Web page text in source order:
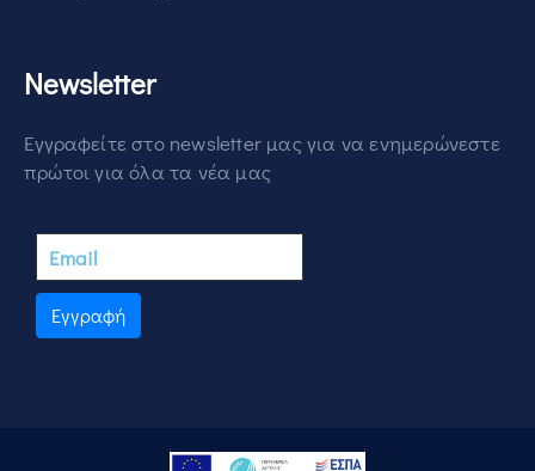
Newsletter
Εγγραφείτε στο newsletter μας για να ενημερώνεστε
πρώτοι για όλα τα νέα μας
Εγγραφή